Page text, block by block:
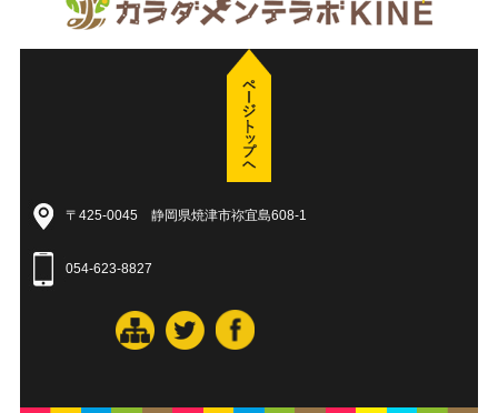
〒425-0045 静岡県焼津市祢宜島608-1
054-623-8827